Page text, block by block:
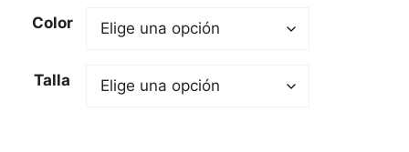
Color
Talla